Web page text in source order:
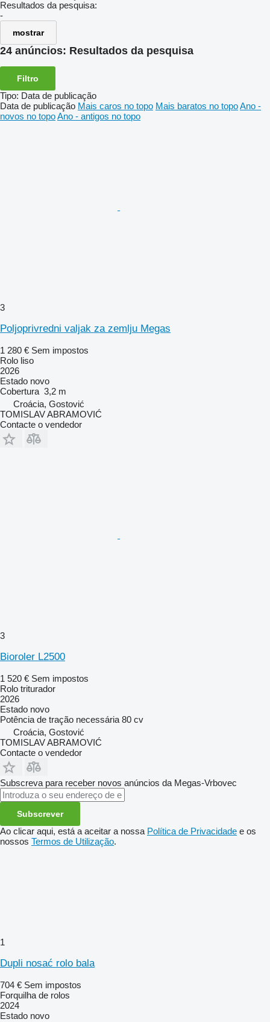
Resultados da pesquisa:
-
mostrar
24 anúncios: Resultados da pesquisa
Filtro
Tipo: Data de publicação
Data de publicação Mais caros no topo Mais baratos no topoAno -
novos no topoAno - antigos no topo
3
Poljoprivredni valjak za zemlju Megas
1 280 € Sem impostos
Rolo liso
2026
Estado novo
Cobertura 3,2 m
Croácia, Gostović
TOMISLAV ABRAMOVIĆ
Contacte o vendedor
3
Bioroler L2500
1 520 € Sem impostos
Rolo triturador
2026
Estado novo
Potência de tração necessária 80 cv
Croácia, Gostović
TOMISLAV ABRAMOVIĆ
Contacte o vendedor
Subscreva para receber novos anúncios da Megas-Vrbovec
Subscrever
Ao clicar aqui, está a aceitar a nossa Política de Privacidade e os
nossos Termos de Utilização.
1
Dupli nosać rolo bala
704 € Sem impostos
Forquilha de rolos
2024
Estado novo